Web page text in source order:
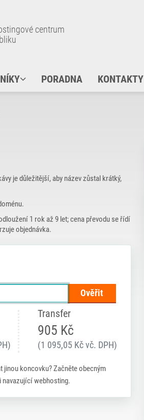
centrum
PORADNA KONTAKTY
je důležitější, aby název zůstal krátký,
1 rok až 9 let; cena převodu se řídí
objednávka.
Ověřit
Transfer
905 Kč
(1 095,05 Kč vč. DPH)
jinou koncovku? Začněte obecným
navazující webhosting.